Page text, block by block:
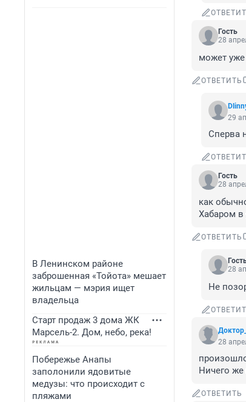
В Ленинском районе
заброшенная «Тойота» мешает
жильцам — мэрия ищет
владельца
Старт продаж 3 дома ЖК
Марсель-2. Дом, небо, река!
Побережье Анапы
заполонили ядовитые
медузы: что происходит с
пляжами
Гость
28
может уже
ОТВЕТИТЬ
29
Сперва
Гость
28
как
Хабаром в
ОТВЕТИТЬ
28
Не
28
Ничего
ОТВЕТИТЬ